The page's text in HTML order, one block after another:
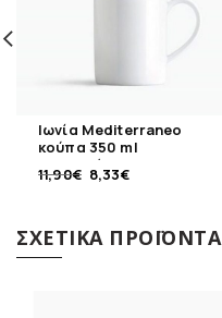
Ιωνία Mediterraneo
κούπα 350 ml
πορσελάνης
11,90€ 8,33€
ΣΧΕΤΙΚΆ ΠΡΟΪΌΝΤΑ